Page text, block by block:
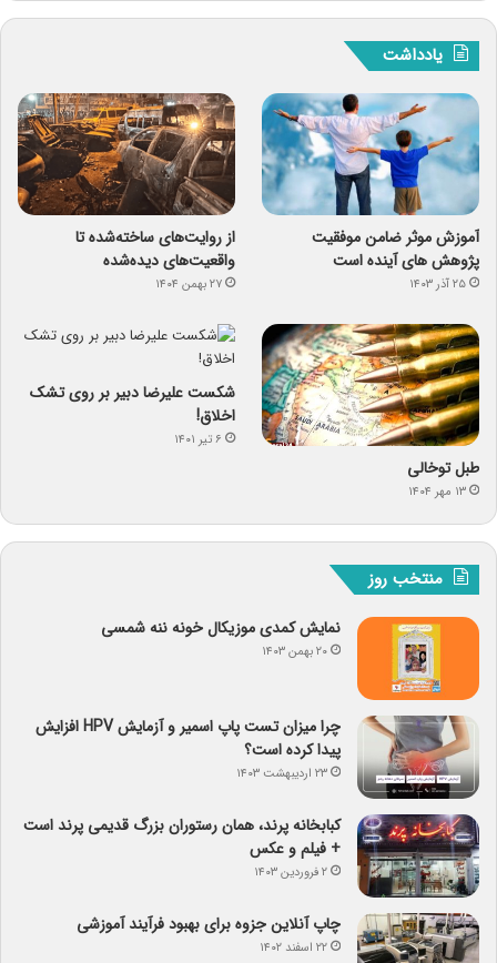
یادداشت
آموزش موثر ضامن موفقیت
پژوهش های آینده است
۲۵ آذر ۱۴۰۳
از روایت‌های ساخته‌شده تا
واقعیت‌های دیده‌شده
۲۷ بهمن ۱۴۰۴
طبل توخالی
۱۳ مهر ۱۴۰۴
شکست علیرضا دبیر بر روی تشک
اخلاق!
۶ تیر ۱۴۰۱
منتخب روز
نمایش کمدی موزیکال خونه ننه شمسی
۲۰ بهمن ۱۴۰۳
چرا میزان تست پاپ اسمیر و آزمایش HPV افزایش
پیدا کرده است؟
۲۳ اردیبهشت ۱۴۰۳
کبابخانه پرند، همان رستوران بزرگ قدیمی پرند است
+ فیلم و عکس
۲ فروردین ۱۴۰۳
چاپ آنلاین جزوه برای بهبود فرآیند آموزشی
۲۲ اسفند ۱۴۰۲